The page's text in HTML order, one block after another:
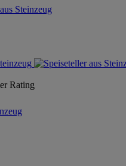
Steinzeug
Rating